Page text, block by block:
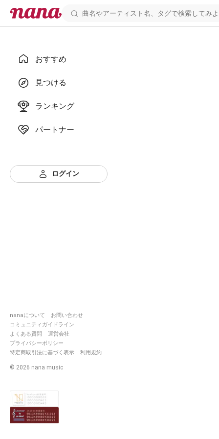
おすすめ
見つける
ランキング
パートナー
ログイン
nanaについて
お問い合わせ
コミュニティガイドライン
よくある質問
運営会社
プライバシーポリシー
特定商取引法に基づく表示
利用規約
© 2026 nana music